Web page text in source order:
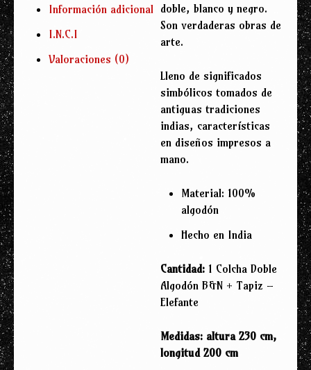
doble, blanco y negro.
Son verdaderas obras de
arte.
Lleno de significados
simbólicos tomados de
antiguas tradiciones
indias, características
en diseños impresos a
mano.
Material: 100%
algodón
Hecho en India
Cantidad: 1 Colcha Doble
Algodón B&N + Tapiz –
Elefante
Medidas: altura 230 cm,
longitud 200 cm
Información adicional
I.N.C.I
Valoraciones (0)